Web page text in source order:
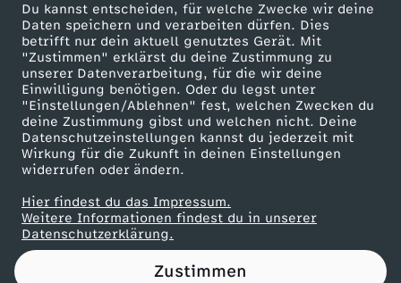
Du kannst entscheiden, für welche Zwecke wir deine
Daten speichern und verarbeiten dürfen. Dies
betrifft nur dein aktuell genutztes Gerät. Mit
"Zustimmen" erklärst du deine Zustimmung zu
unserer Datenverarbeitung, für die wir deine
Einwilligung benötigen. Oder du legst unter
"Einstellungen/Ablehnen" fest, welchen Zwecken du
deine Zustimmung gibst und welchen nicht. Deine
Datenschutzeinstellungen kannst du jederzeit mit
Wirkung für die Zukunft in deinen Einstellungen
widerrufen oder ändern.
Hier findest du das Impressum.
Weitere Informationen findest du in unserer
Datenschutzerklärung.
Zustimmen
S
i
m
o
n
W
ZDF goes Schule
Werbefernsehen
Mainzelmännchen
Partner